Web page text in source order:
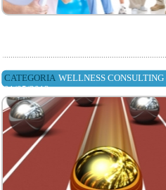
CATEGORIA WELLNESS CONSULTING
01/05/2012